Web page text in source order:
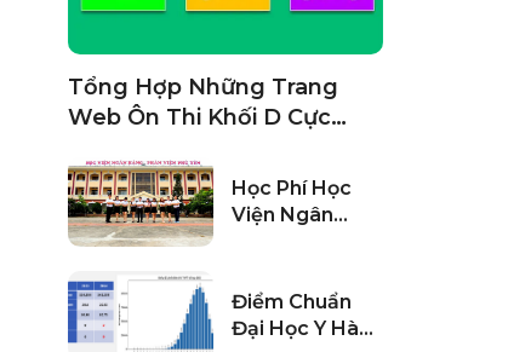
Tổng Hợp Những Trang
Web Ôn Thi Khối D Cực
Học Phí Học
Viện Ngân
Điểm Chuẩn
Đại Học Y Hà